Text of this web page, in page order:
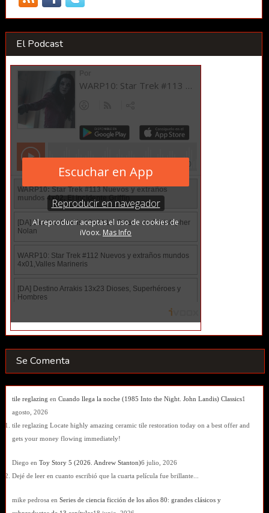
El Podcast
Se Comenta
tile reglazing en Cuando llega la noche (1985 Into the Night. John Landis) Classics1
agosto, 2026
tile reglazing Locate highly amazing ceramic tile restoration today on a best offer and
gets your money flowing immediately!
Diego en Toy Story 5 (2026. Andrew Stanton)6 julio, 2026
Dejé de leer en cuanto escribió que la cuarta película fue brillante...
mike pedrosa en Series de ciencia ficción de los años 80: grandes clásicos y